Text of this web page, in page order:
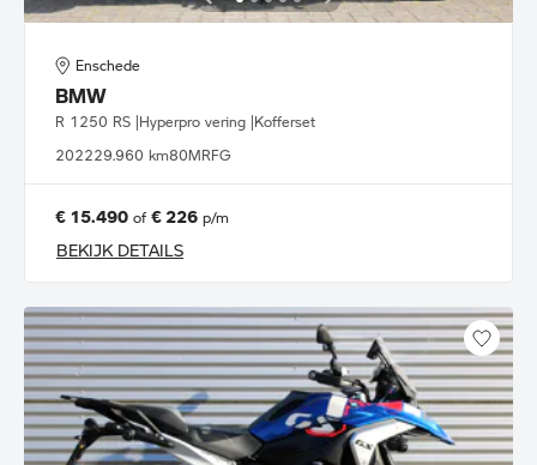
Enschede
BMW
R 1250 RS |Hyperpro vering |Kofferset
202229.960 km80MRFG
€ 15.490 of € 226 p/m
BEKIJK DETAILS